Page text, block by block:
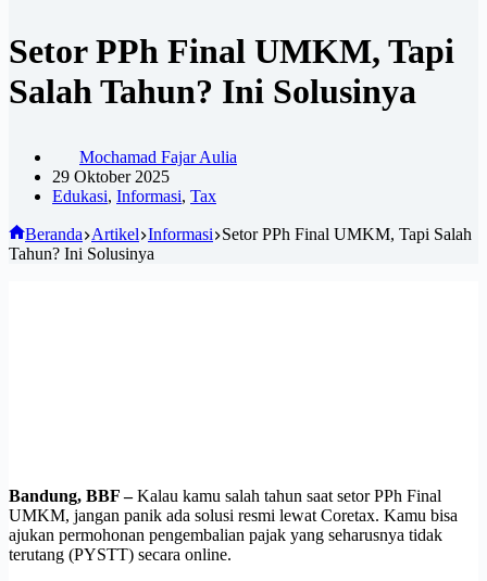
Setor PPh Final UMKM, Tapi
Salah Tahun? Ini Solusinya
Mochamad Fajar Aulia
29 Oktober 2025
Edukasi, Informasi, Tax
Beranda Artikel Informasi Setor PPh Final UMKM, Tapi Salah
Tahun? Ini Solusinya
Bandung, BBF –Kalau kamu salah tahun saat setor PPh Final
UMKM, jangan panik ada solusi resmi lewat Coretax. Kamu bisa
ajukan permohonan pengembalian pajak yang seharusnya tidak
terutang (PYSTT) secara online.